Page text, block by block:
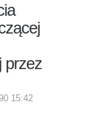
przez
15:42